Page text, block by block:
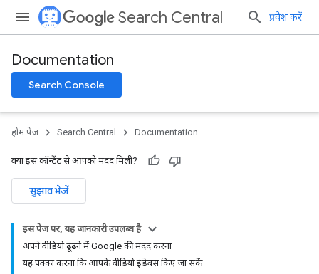
Search Central प्रवेश करें
Documentation
Search Console
होम पेज Search Central Documentation
क्या इस कॉन्टेंट से आपको मदद मिली?
सुझाव भेजें
इस पेज पर, यह जानकारी उपलब्ध है
अपने वीडियो ढूंढने में Google की मदद करना
यह पक्का करना कि आपके वीडियो इंडेक्स किए जा सकें